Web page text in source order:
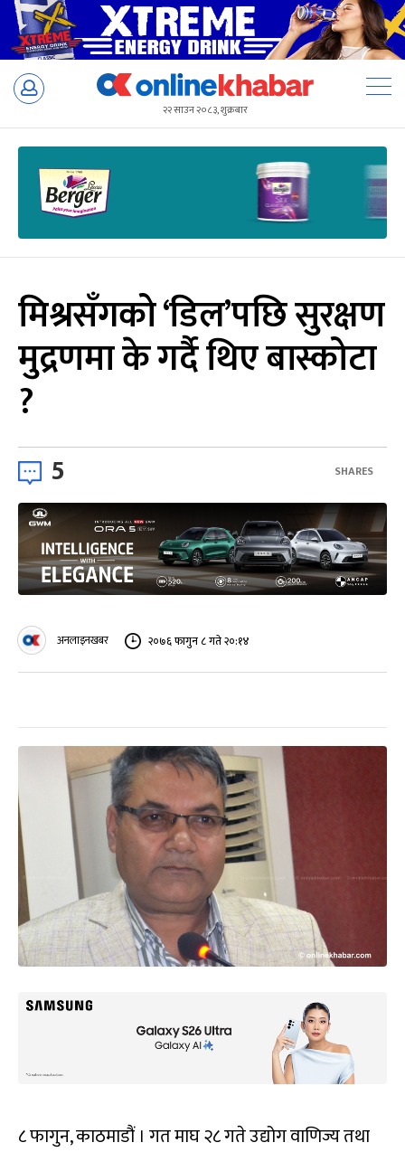
Skip
२२ साउन २०८३, शुक्रबार
मिश्रसँगको ‘डिल’पछि सुरक्षण
मुद्रणमा के गर्दै थिए बास्कोटा
?
5 SHARES
अनलाइनखबर २०७६ फागुन ८ गते २०:१४
८ फागुन, काठमाडौं । गत माघ २८ गते उद्योग वाणिज्य तथा